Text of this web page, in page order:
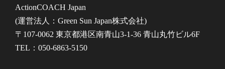
ActionCOACH Japan
(運営法人：Green Sun Japan株式会社)
〒107-0062 東京都港区南青山3-1-36 青山丸竹ビル6F
TEL：050-6863-5150